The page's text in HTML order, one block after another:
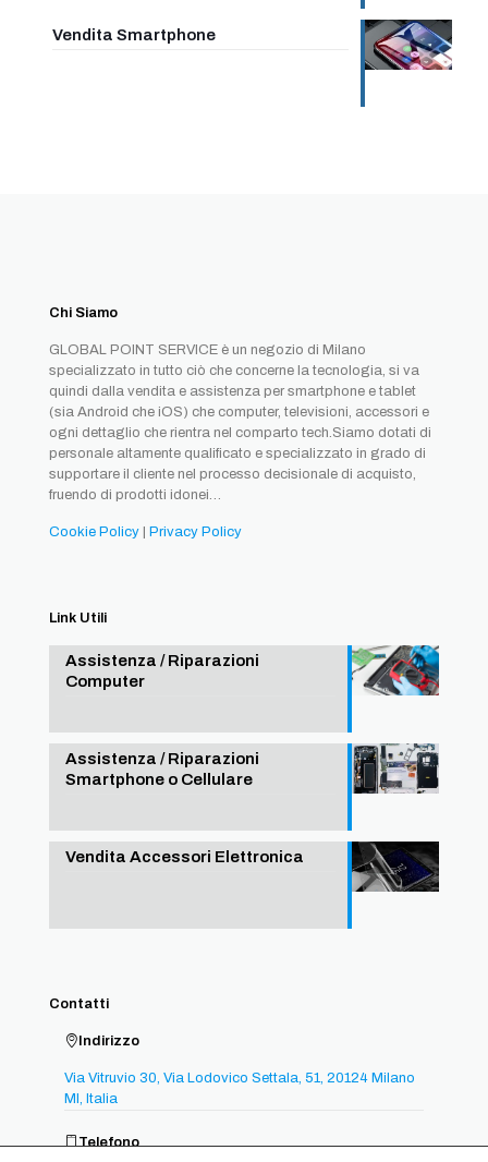
Vendita Smartphone
Chi Siamo
GLOBAL POINT SERVICE è un negozio di Milano
specializzato in tutto ciò che concerne la tecnologia, si va
quindi dalla vendita e assistenza per smartphone e tablet
(sia Android che iOS) che computer, televisioni, accessori e
ogni dettaglio che rientra nel comparto tech.Siamo dotati di
personale altamente qualificato e specializzato in grado di
supportare il cliente nel processo decisionale di acquisto,
fruendo di prodotti idonei…
Cookie Policy Privacy Policy
Link Utili
Assistenza / Riparazioni
Computer
Assistenza / Riparazioni
Smartphone o Cellulare
Vendita Accessori Elettronica
Contatti
Indirizzo
Via Vitruvio 30, Via Lodovico Settala, 51, 20124 Milano
MI, Italia
Telefono